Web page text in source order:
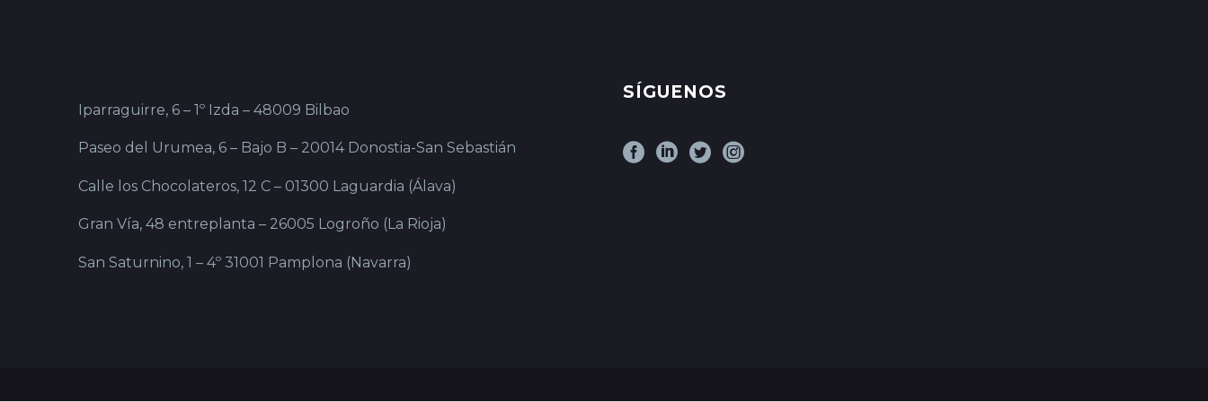
Iparraguirre, 6 – 1º Izda – 48009 Bilbao
Paseo del Urumea, 6 – Bajo B – 20014 Donostia-San Sebastián
Calle los Chocolateros, 12 C – 01300 Laguardia (Álava)
Gran Vía, 48 entreplanta – 26005 Logroño (La Rioja)
San Saturnino, 1 – 4º 31001 Pamplona (Navarra)
SÍGUENOS